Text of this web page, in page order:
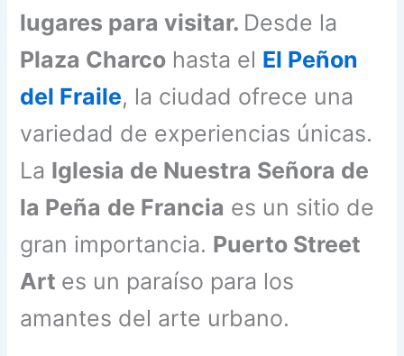
lugares para visitar. Desde la
Plaza Charco hasta el El Peñon
del Fraile, la ciudad ofrece una
variedad de experiencias únicas.
La Iglesia de Nuestra Señora de
la Peña de Francia es un sitio de
gran importancia. Puerto Street
Art es un paraíso para los
amantes del arte urbano.